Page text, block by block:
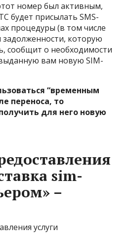
номер был активным,
будет присылать SMS-
процедуры (в том числе
задолженности, которую
сообщит о необходимости
вам новую SIM-
“временным
переноса, то
для него новую
sim-
–
услуги